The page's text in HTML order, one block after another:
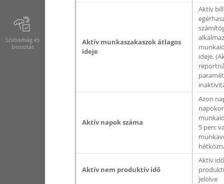
Szabadság és
beosztás
Aktív munkaszakaszok átlagos
ideje
Aktív
ideje.
Aktív napok száma
Azon
5 perc
Aktív nem produktív idő
Aktív
jelölve